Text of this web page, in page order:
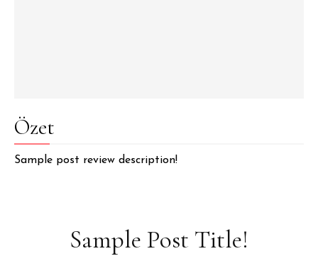
Özet
Sample post review description!
Sample Post Title!